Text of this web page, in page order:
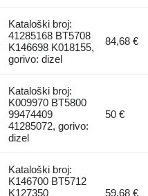
Kataloški broj:
41285168 BT5708
K146698 K018155,
gorivo: dizel
84,68 €
Kataloški broj:
K009970 BT5800
99474409
41285072, gorivo:
dizel
50 €
Kataloški broj:
K146700 BT5712
K127350
59,68 €